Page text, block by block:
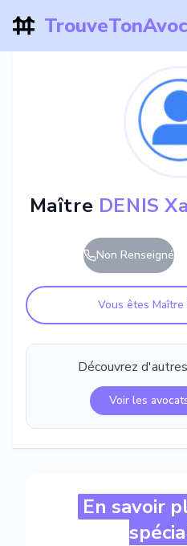
Maître DENIS
Non Renseigné
Vous êtes Maître
Découvrez
Voir les
En savoir